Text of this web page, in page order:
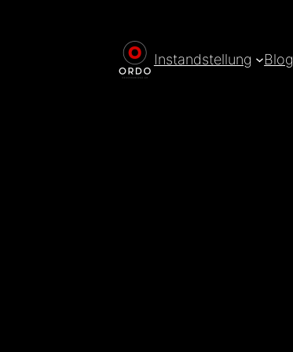
Instandstellung Blog